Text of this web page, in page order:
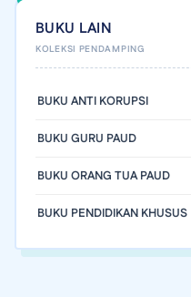
BUKU LAIN
BUKU ANTI KORUPSI
BUKU GURU PAUD
BUKU ORANG TUA PAUD
BUKU PENDIDIKAN KHUSUS